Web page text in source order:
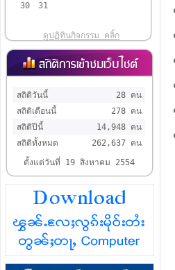
30
31
ดูปฏิทินกิจกรรม คลิ้ก
สถิติวันนี้
28 คน
สถิติเดือนนี้
278 คน
สถิติปีนี้
14,948 คน
สถิติทั้งหมด
262,637 คน
ตั้งแต่วันที่ 19 สิงหาคม 2554